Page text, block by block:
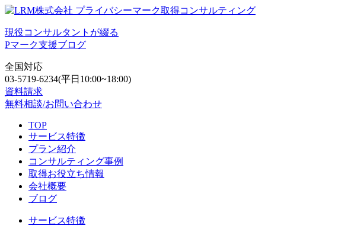
現役コンサルタントが綴る
Pマーク支援ブログ
全国対応
03-5719-6234(平日10:00~18:00)
資料請求
無料相談/お問い合わせ
TOP
サービス特徴
プラン紹介
コンサルティング事例
取得お役立ち情報
会社概要
ブログ
サービス特徴